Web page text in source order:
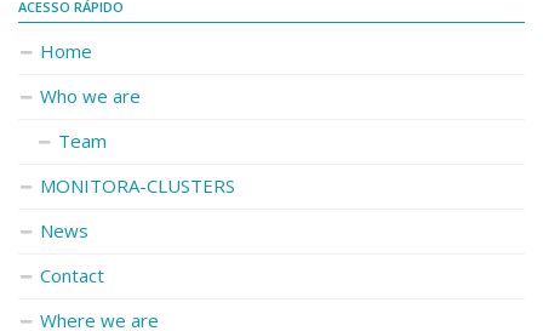
ACESSO RÁPIDO
Home
Who we are
Team
MONITORA-CLUSTERS
News
Contact
Where we are